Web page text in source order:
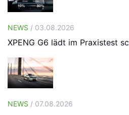
NEWS / 03.08.2026
XPENG G6 lädt im Praxistest
NEWS / 07.08.2026